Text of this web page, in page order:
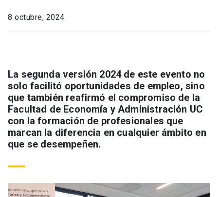
8 octubre, 2024
La segunda versión 2024 de este evento no
solo facilitó oportunidades de empleo, sino
que también reafirmó el compromiso de la
Facultad de Economía y Administración UC
con la formación de profesionales que
marcan la diferencia en cualquier ámbito en
que se desempeñen.